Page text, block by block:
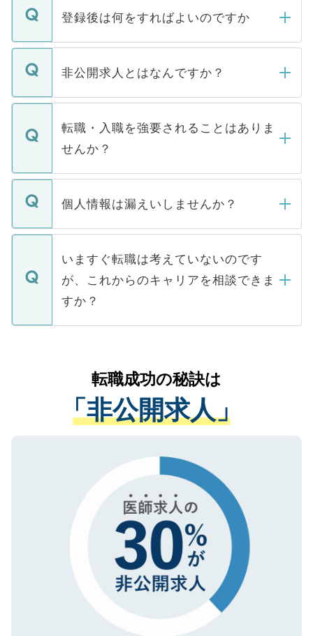
登録後は何をすればよいのですか
ご登録いただきましたら、弊社担当者がご
登録内容を確認し、その後メールもしくは
ます。通常、5営業日以内にはご連絡をせて
いただきますので、しばらくお待ちくださ
い。
非公開求人とはなんですか？
マイナビDOCTORで取り扱っている求人の
うち約3割は、Webサイトからご覧いただ
けない「非公開求人」です。非公開求人は
下記の理由によって、一般には公開してい
ません。
■応募殺到を避けるため 人気のある医療機
関を公にしてしまうと、応募が殺到する場
に、医療機関が求める条件に合った人材の
みを人材紹介会社に依頼するケースが増え
ています。
転職・入職を強要されることはありま
せんか？
転職・入職を強要することは一切ありませ
ん。また、仮に応募先から内定をいただい
定を承諾する必要はありません。内定先へ
の辞退の連絡はキャリアパートナーが行い
ますので、ご安心ください。
個人情報は漏えいしませんか？
個人情報が漏えいすることはありませんの
で、ご安心ください。当サイトからの登録
などで収集したご登録者様の個人情報は、
ご本人のキャリアアップおよび転職活動の
支援を目的に使用いたします。お預かりし
ているすべての個人データはご本人の許可
は、個人情報の取り扱いについての厳密な
管理基準を満たした事業者のみに付与され
る、プライバシーマークを取得済みです。
ご登録いただいた個人情報は、SSL（デー
で、機密保持に関してもご安心ください。
いますぐ転職は考えていないのです
が、これからのキャリアを相談できま
すか？
かがいして、現在の医療機関の状況や紹介
経験をまじえながら、適切なアドバイスを
させていただきます。すぐにご転職をされ
ない方には、長期的なサポートが可能です
ので、まずはご登録ください。
転職成功の秘訣は
「非公開求人」